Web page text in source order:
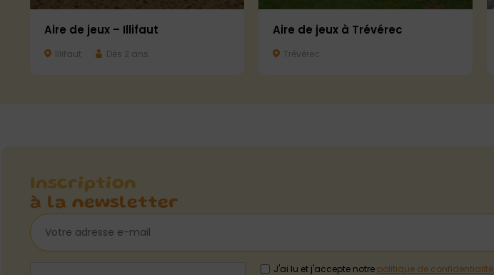
Aire de jeux – Illifaut
Illifaut Dès 2 ans
Aire de jeux à Trévérec
Trévérec
Inscription
à la newsletter
J'ai lu et j'accepte notre politique de confidentialité